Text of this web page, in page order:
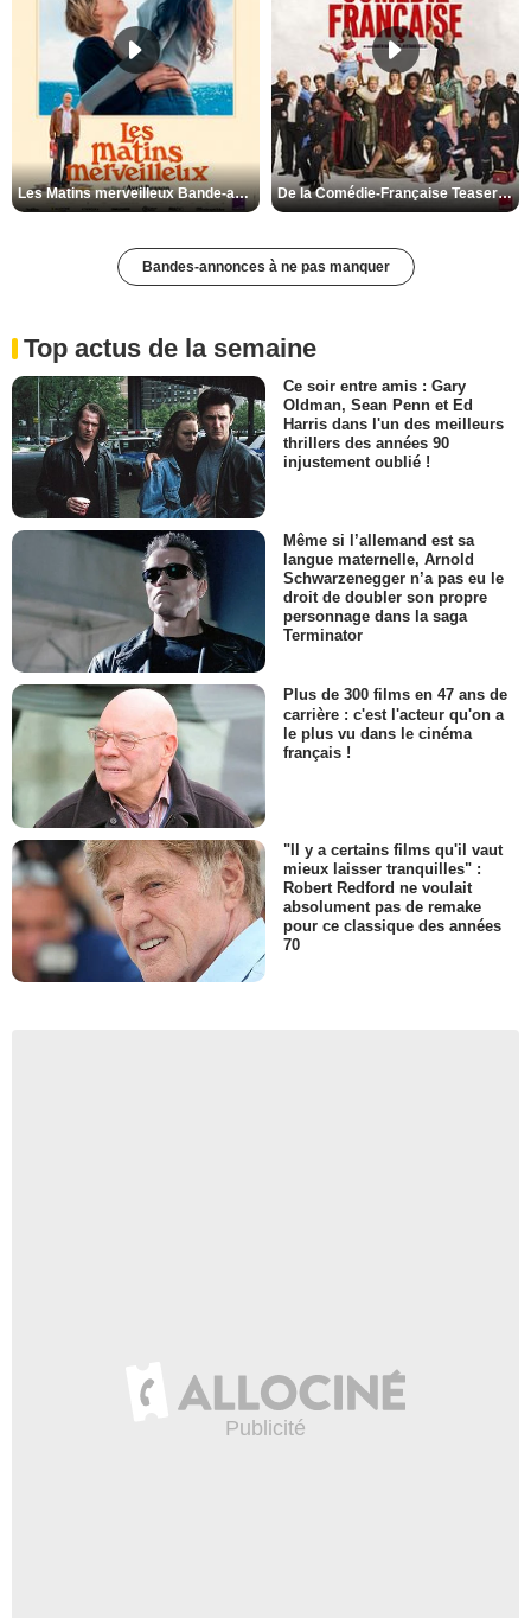
Les Matins merveilleux Bande-annonce VF De la Comédie-Française Teaser VF
Bandes-annonces à ne pas manquer
Top actus de la semaine
Ce soir entre amis : Gary
Oldman, Sean Penn et Ed
Harris dans l'un des meilleurs
thrillers des années 90
injustement oublié !
Même si l’allemand est sa
langue maternelle, Arnold
Schwarzenegger n’a pas eu le
droit de doubler son propre
personnage dans la saga
Terminator
Plus de 300 films en 47 ans de
carrière : c'est l'acteur qu'on a
le plus vu dans le cinéma
français !
"Il y a certains films qu'il vaut
mieux laisser tranquilles" :
Robert Redford ne voulait
absolument pas de remake
pour ce classique des années
70